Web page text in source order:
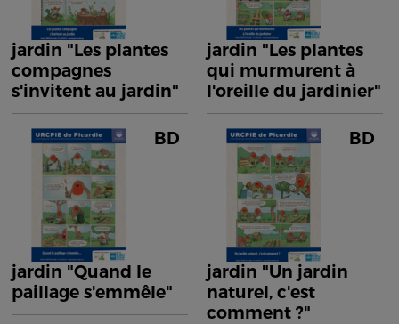
jardin "Les plantes
compagnes
s'invitent au jardin"
jardin "Les plantes
qui murmurent à
l'oreille du jardinier"
BD
jardin "Quand le
paillage s'emmêle"
BD
jardin "Un jardin
naturel, c'est
comment ?"